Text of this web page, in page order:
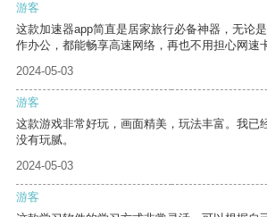
游客
这款加速器app简直是居家旅行必备神器，无论
作办公，都能畅享高速网络，再也不用担心网速
2024-05-03
游客
这款游戏非常好玩，画面精美，玩法丰富。我已
没有玩腻。
2024-05-03
游客